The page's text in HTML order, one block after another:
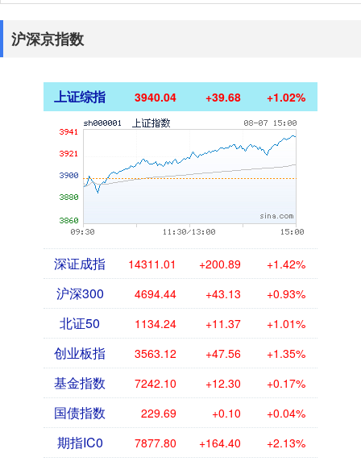
沪深京指数
上证综指 3940.04 +39.68 +1.02%
深证成指 14311.01 +200.89 +1.42%
沪深300 4694.44 +43.13 +0.93%
北证50 1134.24 +11.37 +1.01%
创业板指 3563.12 +47.56 +1.35%
基金指数 7242.10 +12.30 +0.17%
国债指数 229.69 +0.10 +0.04%
期指IC0 7877.80 +164.40 +2.13%